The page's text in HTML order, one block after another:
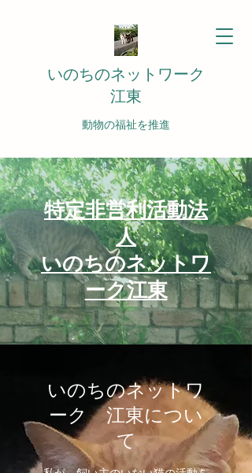
いのちのネットワーク
江東
動物の福祉を推進
特定非営利活動法
人
いのちのネットワ
ーク江東
いのちのネットワ
ーク 江東につい
て